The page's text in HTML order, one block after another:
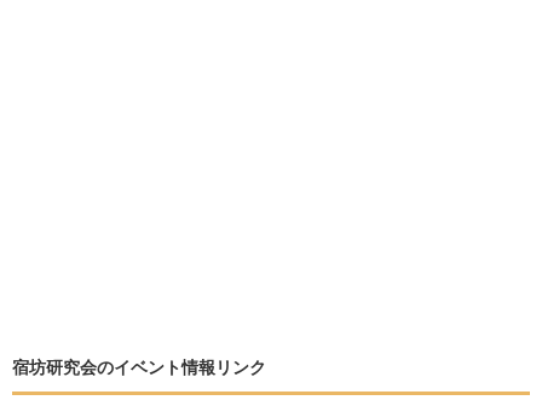
宿坊研究会のイベント情報リンク